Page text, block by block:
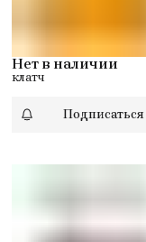
Нет в наличии
клатч
Подписаться